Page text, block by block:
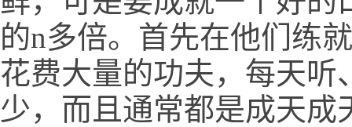
的n多倍。首先在他们练
花费大量的功夫，每天
少，而且通常都是成天